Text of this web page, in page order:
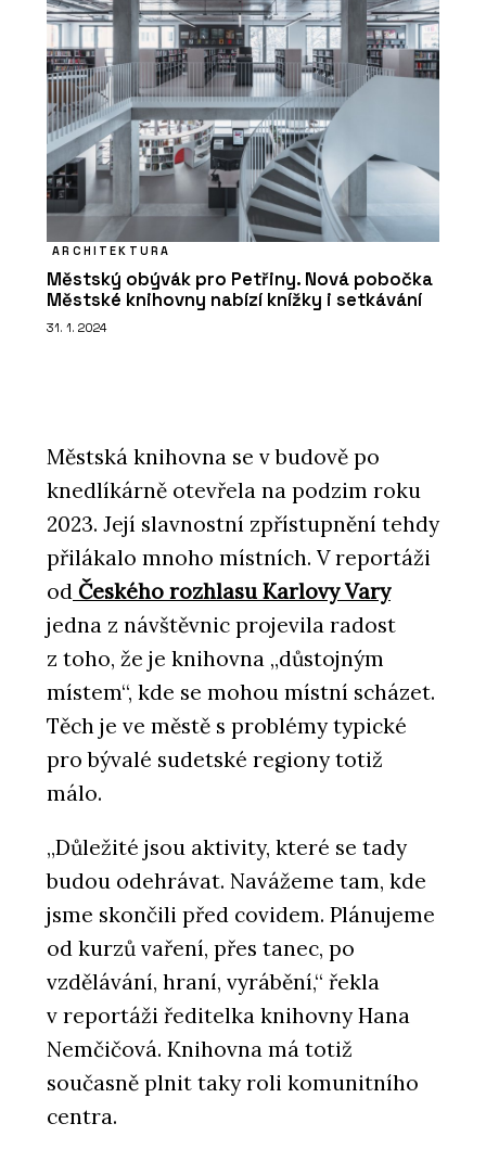
ARCHITEKTURA
Městský obývák pro Petřiny. Nová pobočka
Městské knihovny nabízí knížky i setkávání
31. 1. 2024
Městská knihovna se v budově po
knedlíkárně otevřela na podzim roku
2023. Její slavnostní zpřístupnění tehdy
přilákalo mnoho místních. V reportáži
od Českého rozhlasu Karlovy Vary
jedna z návštěvnic projevila radost
z toho, že je knihovna „důstojným
místem“, kde se mohou místní scházet.
Těch je ve městě s problémy typické
pro bývalé sudetské regiony totiž
málo.
„Důležité jsou aktivity, které se tady
budou odehrávat. Navážeme tam, kde
jsme skončili před covidem. Plánujeme
od kurzů vaření, přes tanec, po
vzdělávání, hraní, vyrábění,“ řekla
v reportáži ředitelka knihovny Hana
Nemčičová. Knihovna má totiž
současně plnit taky roli komunitního
centra.